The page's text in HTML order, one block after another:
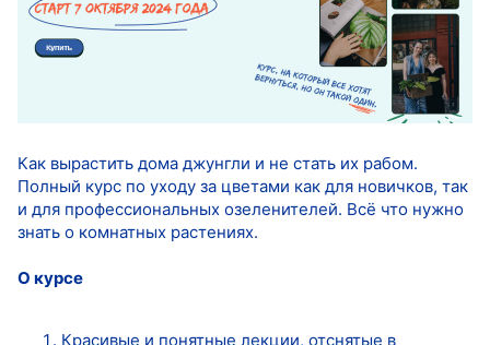
Как вырастить дома джунгли и не стать их рабом.
Полный курс по уходу за цветами как для новичков, так
и для профессиональных озеленителей. Всё что нужно
знать о комнатных растениях.
О курсе
Красивые и понятные лекции, отснятые в